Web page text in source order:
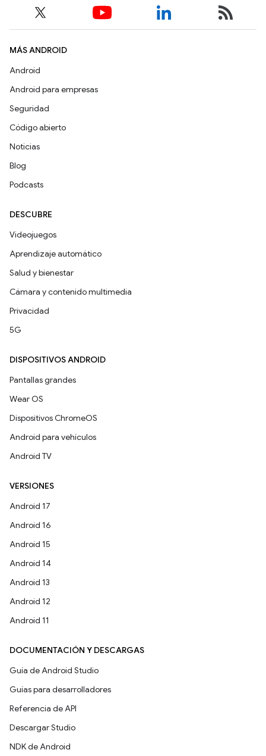
MÁS ANDROID
Android
Android para empresas
Seguridad
Código abierto
Noticias
Blog
Podcasts
DESCUBRE
Videojuegos
Aprendizaje automático
Salud y bienestar
Cámara y contenido multimedia
Privacidad
5G
DISPOSITIVOS ANDROID
Pantallas grandes
Wear OS
Dispositivos ChromeOS
Android para vehículos
Android TV
VERSIONES
Android 17
Android 16
Android 15
Android 14
Android 13
Android 12
Android 11
DOCUMENTACIÓN Y DESCARGAS
Guía de Android Studio
Guías para desarrolladores
Referencia de API
Descargar Studio
NDK de Android